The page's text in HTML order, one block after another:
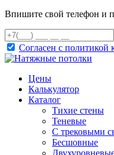
Впишите свой телефон и
Согласен с политикой
Цены
Калькулятор
Каталог
Тихие стены
Теневые
С трековыми
Бесшовные